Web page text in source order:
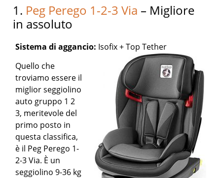
1. Peg Perego 1-2-3 Via – Migliore
in assoluto
Sistema di aggancio: Isofix + Top Tether
Quello che
troviamo essere il
miglior seggiolino
auto gruppo 1 2
3, meritevole del
primo posto in
questa classifica,
è il Peg Perego 1-
2-3 Via. È un
seggiolino 9-36 kg